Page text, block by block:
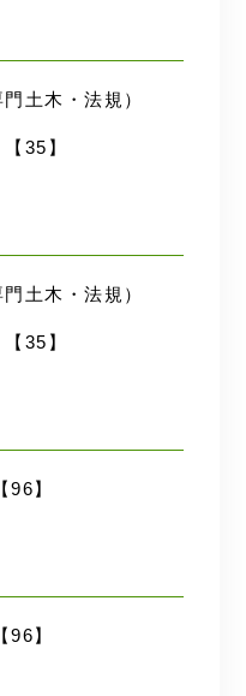
土木・法規）
35】
土木・法規）
35】
】
】